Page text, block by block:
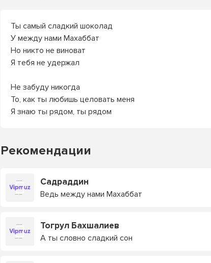
Ты самый сладкий шоколад
У между нами Махаббат
Но никто не виноват
Я тебя не удержал
Не забуду никогда
То, как ты любишь целовать меня
Я знаю ты рядом, ты рядом
Рекомендации
Садраддин
Ведь между нами Махаббат
Тогрул Бахшалиев
А ты словно сладкий сон